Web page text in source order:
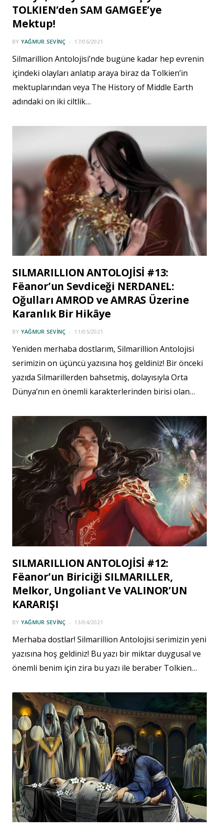
TOLKIEN’den SAM GAMGEE’ye
Mektup!
BY YAĞMUR SEVINÇ 17/06/2021
Silmarillion Antolojisi’nde bugüne kadar hep evrenin
içindeki olayları anlatıp araya biraz da Tolkien’in
mektuplarından veya The History of Middle Earth
adındaki on iki ciltlik…
SILMARILLION ANTOLOJİSİ #13:
Fëanor’un Sevdiceği NERDANEL:
Oğulları AMROD ve AMRAS Üzerine
Karanlık Bir Hikâye
BY YAĞMUR SEVINÇ 11/05/2021
Yeniden merhaba dostlarım, Silmarillion Antolojisi
serimizin on üçüncü yazısına hoş geldiniz! Bir önceki
yazıda Silmarillerden bahsetmiş, dolayısıyla Orta
Dünya’nın en önemli karakterlerinden birisi olan…
SILMARILLION ANTOLOJİSİ #12:
Fëanor’un Biriciği SILMARILLER,
Melkor, Ungoliant Ve VALINOR’UN
KARARIŞI
BY YAĞMUR SEVINÇ 13/04/2021
Merhaba dostlar! Silmarillion Antolojisi serimizin yeni
yazısına hoş geldiniz! Bu yazı bir miktar duygusal ve
önemli benim için zira bu yazı ile beraber Tolkien…